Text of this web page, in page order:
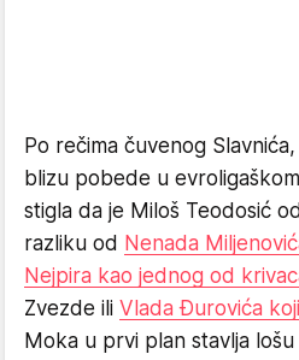
Po rečima čuvenog
blizu pobede u
stigla da je Miloš Teodosić
razliku od Nenada
Nejpira kao jednog od
Zvezde ili Vlada Đurovića
Moka u prvi plan stavlja